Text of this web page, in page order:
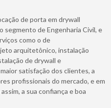
de porta em drywall
segmento de Engenharia Civil, e
como o de
arquitetônico, instalação
de drywall e
satisfação dos clientes, a
profissionais do mercado, e em
a sua confiança e boa